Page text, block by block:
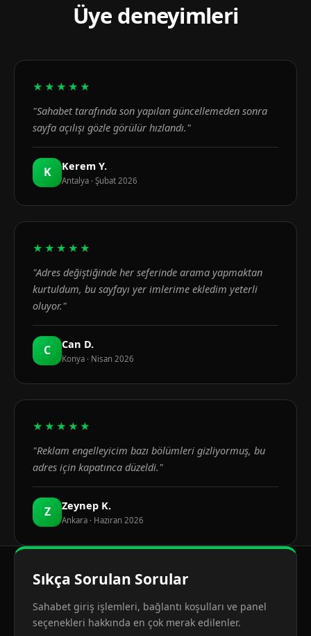
Üye deneyimleri
★★★★★
"Sahabet tarafında son yapılan güncellemeden sonra
sayfa açılışı gözle görülür hızlandı."
K Kerem Y.
Antalya · Şubat 2026
★★★★★
"Adres değiştiğinde her seferinde arama yapmaktan
kurtuldum, bu sayfayı yer imlerime ekledim yeterli
oluyor."
C Can D.
Konya · Nisan 2026
★★★★★
"Reklam engelleyicim bazı bölümleri gizliyormuş, bu
adres için kapatınca düzeldi."
Z Zeynep K.
Ankara · Haziran 2026
Sıkça Sorulan Sorular
Sahabet giriş işlemleri, bağlantı koşulları ve panel
seçenekleri hakkında en çok merak edilenler.